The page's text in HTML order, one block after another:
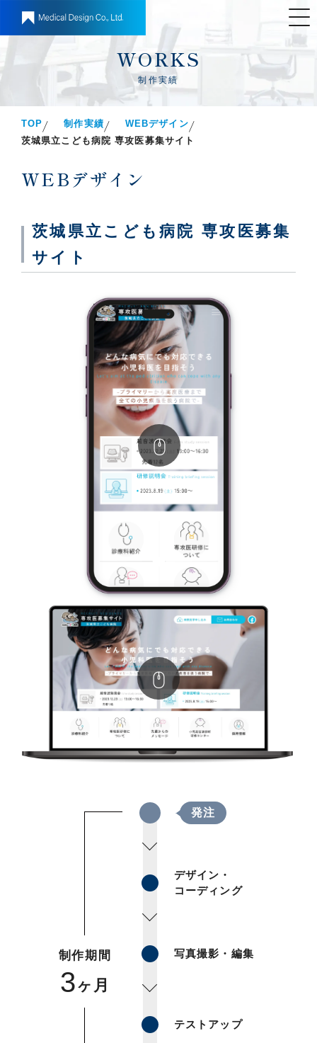
WORKS
制作実績
TOP 制作実績
WEBデザイン
茨城県立こども病院 専攻医募集サイト
WEBデザイン
茨城県立こども病院 専攻医募集
サイト
制作期間
3ヶ月
発注
デザイン・
コーディング
写真撮影・編集
テストアップ